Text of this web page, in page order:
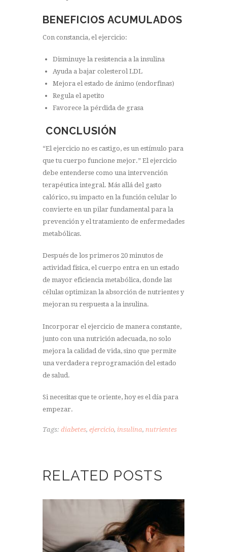
BENEFICIOS ACUMULADOS
Con constancia, el ejercicio:
Disminuye la resistencia a la insulina
Ayuda a bajar colesterol LDL
Mejora el estado de ánimo (endorfinas)
Regula el apetito
Favorece la pérdida de grasa
CONCLUSIÓN
“El ejercicio no es castigo, es un estímulo para
que tu cuerpo funcione mejor.” El ejercicio
debe entenderse como una intervención
terapéutica integral. Más allá del gasto
calórico, su impacto en la función celular lo
convierte en un pilar fundamental para la
prevención y el tratamiento de enfermedades
metabólicas.
Después de los primeros 20 minutos de
actividad física, el cuerpo entra en un estado
de mayor eficiencia metabólica, donde las
células optimizan la absorción de nutrientes y
mejoran su respuesta a la insulina.
Incorporar el ejercicio de manera constante,
junto con una nutrición adecuada, no solo
mejora la calidad de vida, sino que permite
una verdadera reprogramación del estado
de salud.
Si necesitas que te oriente, hoy es el día para
empezar.
Tags: diabetes, ejercicio, insulina, nutrientes
RELATED POSTS